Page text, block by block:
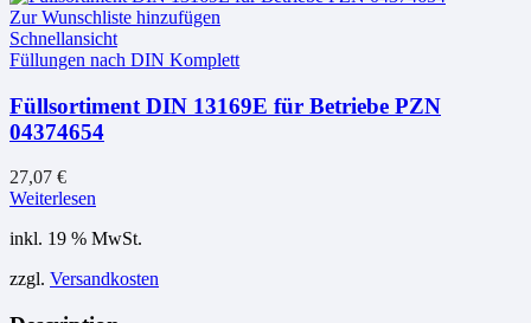
Zur Wunschliste hinzufügen
Schnellansicht
Füllungen nach DIN Komplett
Füllsortiment DIN 13169E für Betriebe PZN
04374654
27,07 €
Weiterlesen
inkl. 19 % MwSt.
zzgl. Versandkosten